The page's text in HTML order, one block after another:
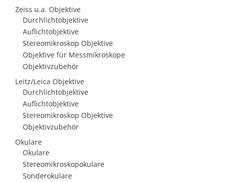
Zeiss u.a. Objektive
Durchlichtobjektive
Auflichtobjektive
Stereomikroskop Objektive
Objektive für Messmikroskope
Objektivzubehör
Leitz/Leica Objektive
Durchlichtobjektive
Auflichtobjektive
Stereomikroskop Objektive
Objektivzubehör
Okulare
Okulare
Stereomikroskopokulare
Sonderokulare